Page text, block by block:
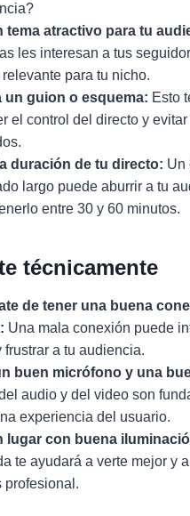
tema atractivo para tu
les interesan a tus
para tu nicho.
un guion o esquema: Esto
el control del directo y
duración de tu directo: Un
largo puede aburrir a tu
entre 30 y 60 minutos.
técnicamente
de tener una buena
Una mala conexión puede
frustrar a tu audiencia.
buen micrófono y una
audio y del video son
experiencia del usuario.
lugar con buena
te ayudará a verte mejor y
profesional.